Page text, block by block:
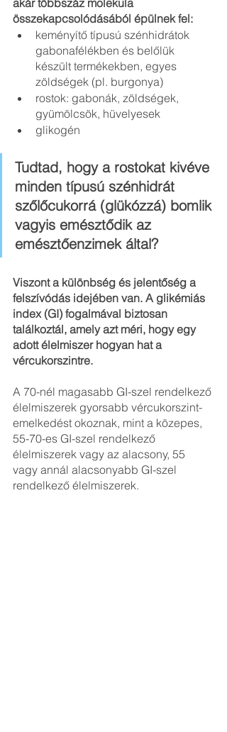
összekapcsolódásából épülnek fel:
keményítő típusú szénhidrátok
gabonafélékben és belőlük
készült termékekben, egyes
zöldségek (pl. burgonya)
rostok: gabonák, zöldségek,
gyümölcsök, hüvelyesek
glikogén
Tudtad, hogy a rostokat kivéve
minden típusú szénhidrát
szőlőcukorrá (glükózzá) bomlik
vagyis emésztődik az
emésztőenzimek által?
Viszont a különbség és jelentőség a
felszívódás idejében van. A glikémiás
index (GI) fogalmával biztosan
találkoztál, amely azt méri, hogy egy
adott élelmiszer hogyan hat a
vércukorszintre.
A 70-nél magasabb GI-szel rendelkező
élelmiszerek gyorsabb vércukorszint-
emelkedést okoznak, mint a közepes,
55-70-es GI-szel rendelkező
élelmiszerek vagy az alacsony, 55
vagy annál alacsonyabb GI-szel
rendelkező élelmiszerek.